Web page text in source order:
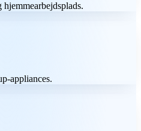
appliances.